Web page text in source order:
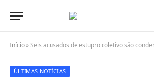
Início »Seis acusados de estupro coletivo são
ÚLTIMAS NOTÍCIAS